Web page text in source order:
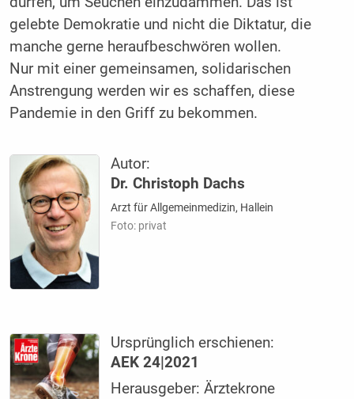
gelebte Demokratie und nicht die Diktatur, die
manche gerne heraufbeschwören wollen.
Nur mit einer gemeinsamen, solidarischen
Anstrengung werden wir es schaffen, diese
Pandemie in den Griff zu bekommen.
Autor:
Dr. Christoph Dachs
Arzt für Allgemeinmedizin, Hallein
Foto: privat
Ursprünglich erschienen:
AEK 24|2021
Herausgeber: Ärztekrone